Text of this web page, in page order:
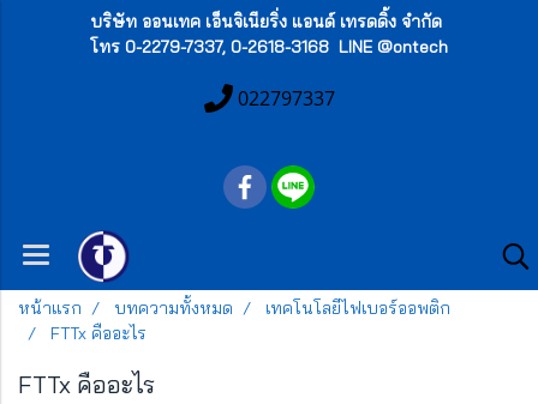
บริษัท ออนเทค เอ็นจิเนียริ่ง แอนด์ เทรดดิ้ง จำกัด
โทร 0-2279-7337, 0-2618-3168 LINE @ontech
022797337
หน้าแรก บทความทั้งหมด
เทคโนโลยีไฟเบอร์ออพติก
FTTx คืออะไร
FTTx คืออะไร